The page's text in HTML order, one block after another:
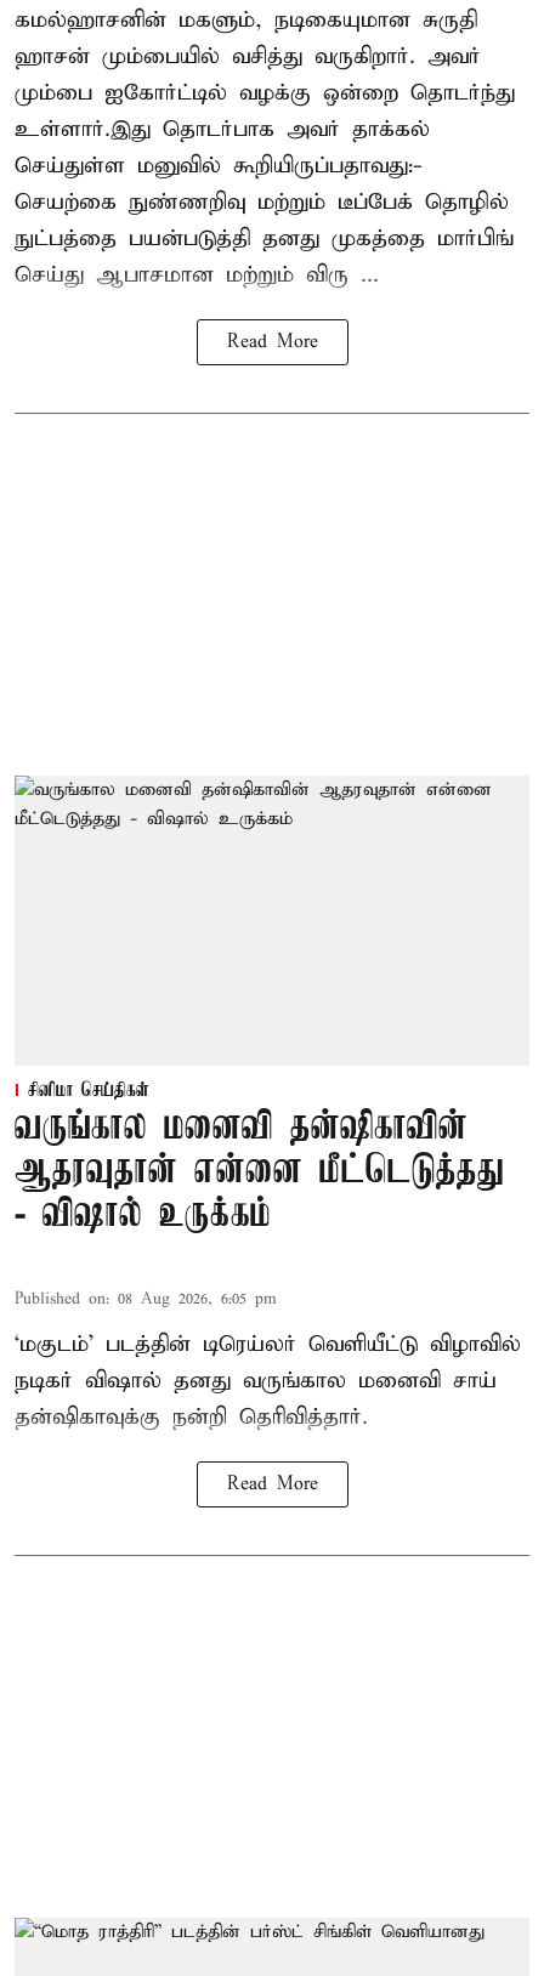
கமல்ஹாசனின் மகளும், நடிகையுமான சுருதி
ஹாசன் மும்பையில் வசித்து வருகிறார். அவர்
மும்பை ஐகோர்ட்டில் வழக்கு ஒன்றை தொடர்ந்து
உள்ளார்.இது தொடர்பாக அவர் தாக்கல்
செய்துள்ள மனுவில் கூறியிருப்பதாவது:-
செயற்கை நுண்ணறிவு மற்றும் டீப்பேக் தொழில்
நுட்பத்தை பயன்படுத்தி தனது முகத்தை மார்பிங்
செய்து ஆபாசமான மற்றும் விரு ...
Read More
சினிமா செய்திகள்
வருங்கால மனைவி தன்ஷிகாவின்
ஆதரவுதான் என்னை மீட்டெடுத்தது
- விஷால் உருக்கம்
Published on: 08 Aug 2026, 6:05 pm
‘மகுடம்’ படத்தின் டிரெய்லர் வெளியீட்டு விழாவில்
நடிகர் விஷால் தனது வருங்கால மனைவி சாய்
தன்ஷிகாவுக்கு நன்றி தெரிவித்தார்.
Read More